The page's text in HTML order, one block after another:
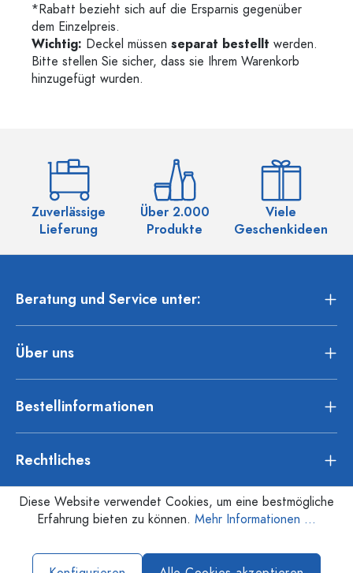
*Rabatt bezieht sich auf die Ersparnis gegenüber
dem Einzelpreis.
Wichtig: Deckel müssen separat bestellt werden.
Bitte stellen Sie sicher, dass sie Ihrem Warenkorb
hinzugefügt wurden.
Zuverlässige
Lieferung
Über 2.000
Produkte
Viele
Geschenkideen
Beratung und Service unter:
Über uns
Bestellinformationen
Rechtliches
Diese Website verwendet Cookies, um eine bestmögliche
Erfahrung bieten zu können. Mehr Informationen ...